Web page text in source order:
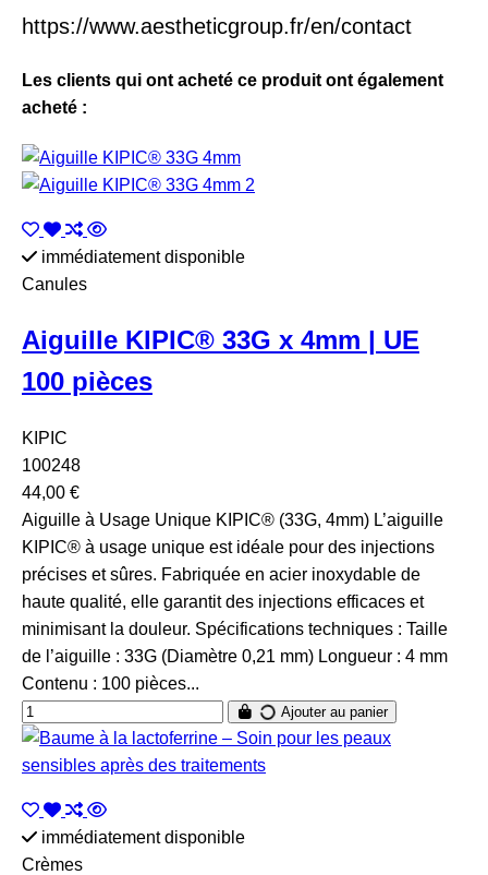
https://www.aestheticgroup.fr/en/contact
Les clients qui ont acheté ce produit ont également
acheté :
immédiatement disponible
Canules
Aiguille KIPIC® 33G x 4mm | UE
100 pièces
KIPIC
100248
44,00 €
Aiguille à Usage Unique KIPIC® (33G, 4mm) L’aiguille
KIPIC® à usage unique est idéale pour des injections
précises et sûres. Fabriquée en acier inoxydable de
haute qualité, elle garantit des injections efficaces et
minimisant la douleur. Spécifications techniques : Taille
de l’aiguille : 33G (Diamètre 0,21 mm) Longueur : 4 mm
Contenu : 100 pièces...
Ajouter au panier
immédiatement disponible
Crèmes